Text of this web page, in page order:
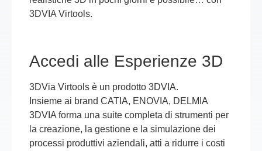
3DVIA Virtools.
Accedi alle Esperienze 3D
3DVia Virtools è un prodotto 3DVIA.
Insieme ai brand CATIA, ENOVIA, DELMIA
3DVIA forma una suite completa di strumenti per
la creazione, la gestione e la simulazione dei
processi produttivi aziendali, atti a ridurre i costi